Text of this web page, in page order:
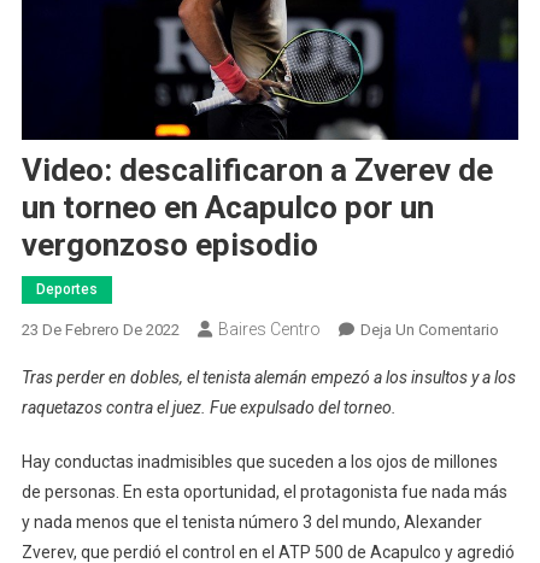
Video: descalificaron a Zverev de
un torneo en Acapulco por un
vergonzoso episodio
Deportes
23 De Febrero De 2022 Baires Centro Deja Un ComentarioEn
Un
En
Tras perder en dobles, el tenista alemán empezó a los insultos y a los
raquetazos contra el juez. Fue expulsado del torneo.
Hay conductas inadmisibles que suceden a los ojos de millones
de personas. En esta oportunidad, el protagonista fue nada más
y nada menos que el tenista número 3 del mundo, Alexander
Zverev, que perdió el control en el ATP 500 de Acapulco y agredió